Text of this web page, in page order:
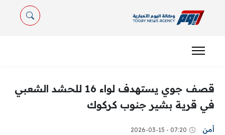
قصف جوي يستهدف لواء 16 للحشد الشعبي
في قرية بشير جنوب كركوك
أمن 07:20 - 2026-03-15